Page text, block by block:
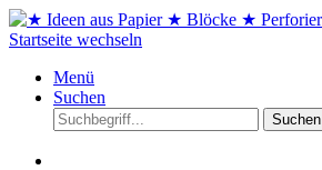
Menü
Suchen
Suchen